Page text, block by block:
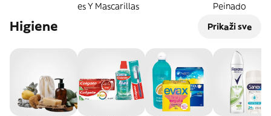
es Y Mascarillas
Peinado
Higiene Prikaži sve